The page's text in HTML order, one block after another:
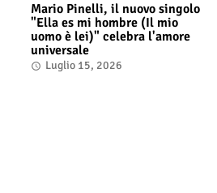
Mario Pinelli, il nuovo singolo
"Ella es mi hombre (Il mio
uomo è lei)" celebra l'amore
universale
Luglio 15, 2026